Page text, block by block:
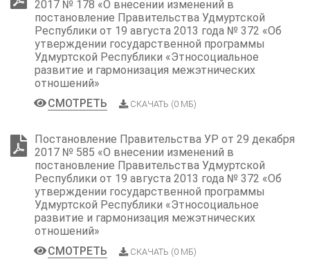
2017 № 178 «О внесении изменений в
постановление Правительства Удмуртской
Республики от 19 августа 2013 года № 372 «Об
утверждении государственной программы
Удмуртской Республики «Этносоциальное
развитие и гармонизация межэтнических
отношений»
СМОТРЕТЬ
СКАЧАТЬ (0 МБ)
Постановление Правительства УР от 29 декабря
2017 № 585 «О внесении изменений в
постановление Правительства Удмуртской
Республики от 19 августа 2013 года № 372 «Об
утверждении государственной программы
Удмуртской Республики «Этносоциальное
развитие и гармонизация межэтнических
отношений»
СМОТРЕТЬ
СКАЧАТЬ (0 МБ)